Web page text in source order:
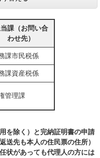
課（お問い合
わせ先）
課市民税係
課資産税係
管理課
を除く）と完納証明書の申請
送先も本人の住民票の住所）
状があっても代理人の方には